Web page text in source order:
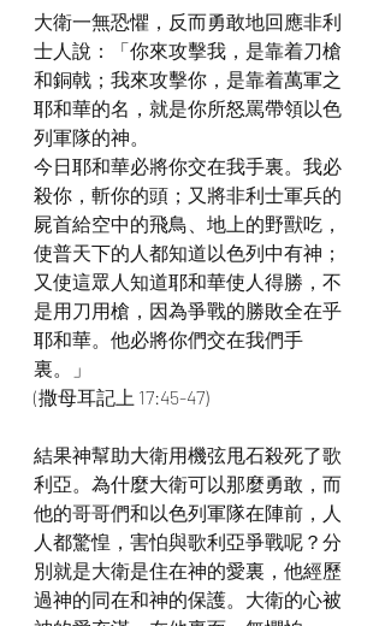
大衛一無恐懼，反而勇敢地回應非利
士人說：「你來攻擊我，是靠着刀槍
和銅戟；我來攻擊你，是靠着萬軍之
耶和華的名，就是你所怒罵帶領以色
列軍隊的神。
今日耶和華必將你交在我手裏。我必
殺你，斬你的頭；又將非利士軍兵的
屍首給空中的飛鳥、地上的野獸吃，
使普天下的人都知道以色列中有神；
又使這眾人知道耶和華使人得勝，不
是用刀用槍，因為爭戰的勝敗全在乎
耶和華。他必將你們交在我們手
裏。」
(撒母耳記上 17:45-47)
結果神幫助大衛用機弦甩石殺死了歌
利亞。為什麼大衛可以那麼勇敢，而
他的哥哥們和以色列軍隊在陣前，人
人都驚惶，害怕與歌利亞爭戰呢？分
別就是大衛是住在神的愛裏，他經歷
過神的同在和神的保護。大衛的心被